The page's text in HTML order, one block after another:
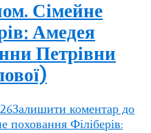
Сімейне
Амедея
Петрівни
Залишити коментар до
Філіберів: